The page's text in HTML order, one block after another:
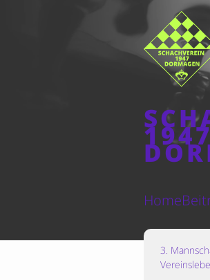
Home
3.